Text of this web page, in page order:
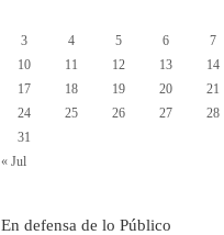
3
4 5 6 7
10
11 12 13 14
17
18 19 20 21
24
25 26 27 28
31
« Jul
En defensa de lo Público